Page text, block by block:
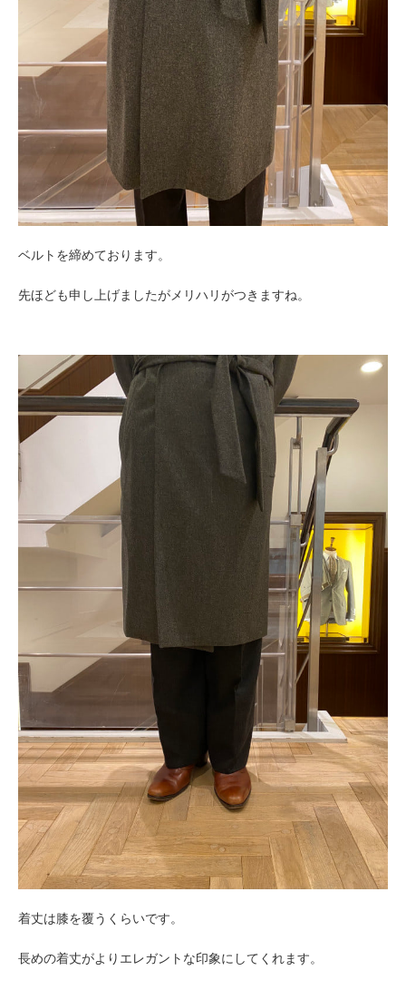
ベルトを締めております。
先ほども申し上げましたがメリハリがつきますね。
着丈は膝を覆うくらいです。
長めの着丈がよりエレガントな印象にしてくれます。